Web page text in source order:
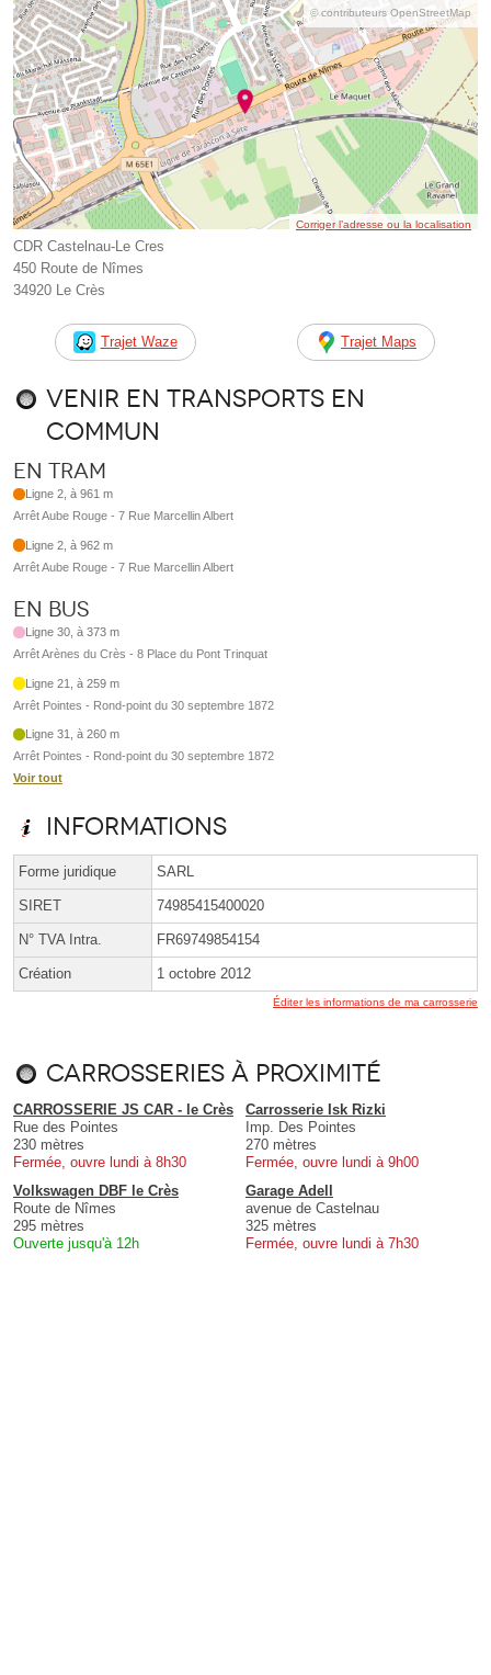
© contributeurs OpenStreetMap
Corriger l’adresse ou la localisation
CDR Castelnau-Le Cres
450 Route de Nîmes
34920 Le Crès
Trajet Waze Trajet Maps
Venir en transports en
commun
En tram
Ligne 2, à 961 m
Arrêt Aube Rouge - 7 Rue Marcellin Albert
Ligne 2, à 962 m
Arrêt Aube Rouge - 7 Rue Marcellin Albert
En bus
Ligne 30, à 373 m
Arrêt Arènes du Crès - 8 Place du Pont Trinquat
Ligne 21, à 259 m
Arrêt Pointes - Rond-point du 30 septembre 1872
Ligne 31, à 260 m
Arrêt Pointes - Rond-point du 30 septembre 1872
Voir tout
Informations
Forme juridique SARL
SIRET 74985415400020
N° TVA Intra. FR69749854154
Création 1 octobre 2012
Éditer les informations de ma carrosserie
Carrosseries à proximité
CARROSSERIE JS CAR - le Crès
Rue des Pointes
230 mètres
Fermée, ouvre lundi à 8h30
Carrosserie Isk Rizki
Imp. Des Pointes
270 mètres
Fermée, ouvre lundi à 9h00
Volkswagen DBF le Crès
Route de Nîmes
295 mètres
Ouverte jusqu'à 12h
Garage Adell
avenue de Castelnau
325 mètres
Fermée, ouvre lundi à 7h30